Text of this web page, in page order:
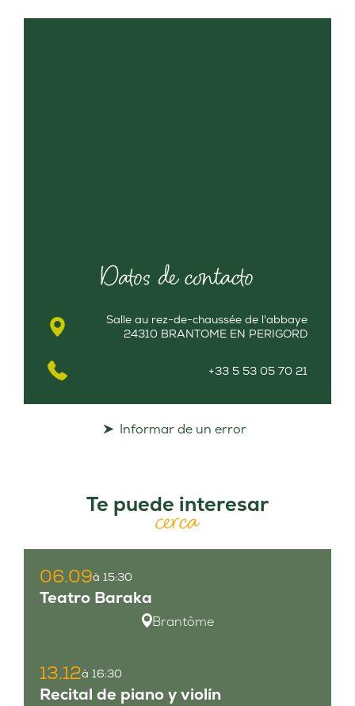
Datos de contacto
Salle au rez-de-chaussée de l'abbaye
24310 BRANTOME EN PERIGORD
+33 5 53 05 70 21
Informar de un error
Te puede interesar
cerca
06.09à 15:30
Teatro Baraka
Brantôme
13.12à 16:30
Recital de piano y violín